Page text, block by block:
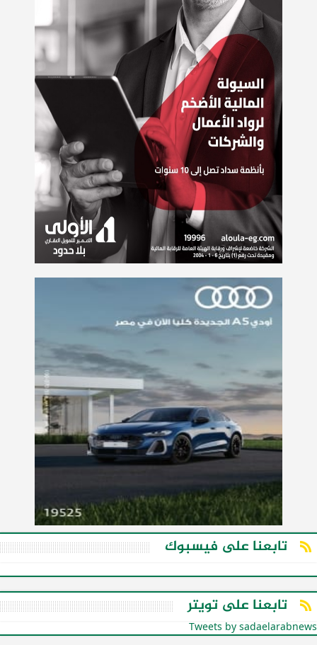
تابعنا على فيسبوك
تابعنا على تويتر
Tweets by sadaelarabnews